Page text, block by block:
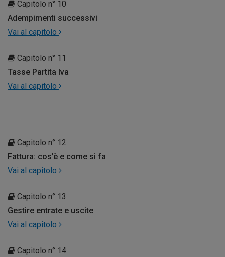
Capitolo n° 10
Adempimenti successivi
Vai al capitolo
Capitolo n° 11
Tasse Partita Iva
Vai al capitolo
Capitolo n° 12
Fattura: cos’è e come si fa
Vai al capitolo
Capitolo n° 13
Gestire entrate e uscite
Vai al capitolo
Capitolo n° 14